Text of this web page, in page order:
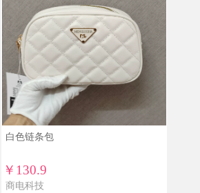
白色链条包
￥130.9
商电科技